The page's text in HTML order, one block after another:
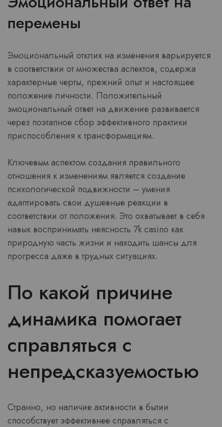
перемены
Эмоциональный отклик на изменения варьируется
в соответствии от множества аспектов, содержа
характерные черты, прежний опыт и настоящее
положение личности. Положительный
эмоциональный ответ на движение развивается
через поэтапное сбор эффективного практики
приспособления к трансформациям.
Ключевым аспектом создания правильного
отношения к изменениям является создание
психологической подвижности – умения
адаптировать свои душевные реакции в
соответствии от положения. Это охватывает в себя
навык воспринимать неясность 7k casino как
природную часть жизни и находить шансы для
прогресса даже в трудных ситуациях.
По какой причине
динамика помогает
справляться с
непредсказуемостью
Странно, но наличие активности в бытии
способствует эффективнее справляться с